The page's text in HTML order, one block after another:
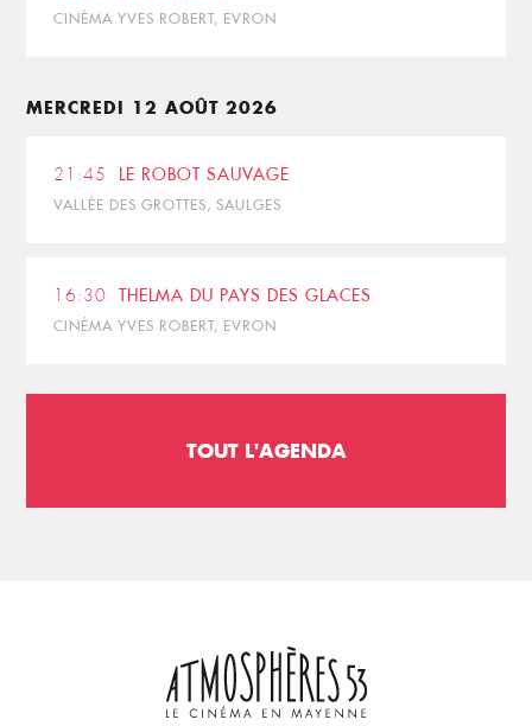
CINÉMA YVES ROBERT, EVRON
MERCREDI 12 AOÛT 2026
21:45 LE ROBOT SAUVAGE
VALLÉE DES GROTTES, SAULGES
16:30 THELMA DU PAYS DES GLACES
CINÉMA YVES ROBERT, EVRON
TOUT L'AGENDA